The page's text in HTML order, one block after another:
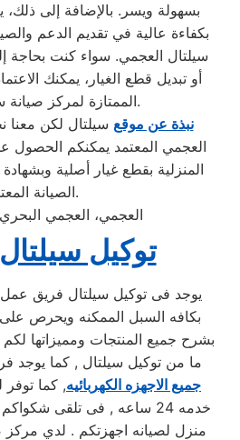
بسهولة ويسر. بالإضافة إلى ذلك،
بكفاءة عالية في تقديم الدعم
سيلتال العجمي. سواء كنت بحاجة
أو تبديل قطع الغيار، يمكنك
الممتازة لمركز صيانة سيلتال العجمي.
نبذة عن موقع سيلتال لكن معنا
العجمي المعتمد يمكنكم الحصول
المنزلية بقطع غيار أصلية
الصيانة المعتمدة.
العجمي، العجمي
توكيل
يوجد فى توكيل سيلتال فريق
بكافه السبل الممكنه ويحرص
بشرح جميع المنتجات ومميزاتها لكم
ما من توكيل سيلتال , كما يوجد
جميع الاجهزه الكهربائيه, كما توفر
خدمه 24 ساعه , فى تلقى
منزل لصيانه اجهزتكم . لدي